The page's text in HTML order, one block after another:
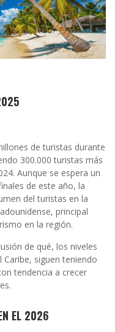
de turistas durante
300.000 turistas más
Aunque se espera un
de este año, la
del turistas en la
principal
en la región.
de qué, los niveles
siguen teniendo
tendencia a crecer
EL 2026